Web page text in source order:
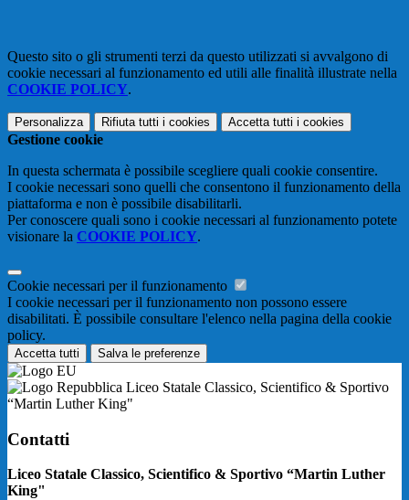
Questo sito o gli strumenti terzi da questo utilizzati si avvalgono di
cookie necessari al funzionamento ed utili alle finalità illustrate nella
COOKIE POLICY.
Personalizza Rifiuta tutti i cookies Accetta tutti i cookies
Gestione cookie
In questa schermata è possibile scegliere quali cookie consentire.
I cookie necessari sono quelli che consentono il funzionamento della
piattaforma e non è possibile disabilitarli.
Per conoscere quali sono i cookie necessari al funzionamento potete
visionare la COOKIE POLICY.
Cookie necessari per il funzionamento
I cookie necessari per il funzionamento non possono essere
disabilitati. È possibile consultare l'elenco nella pagina della cookie
policy.
Accetta tutti Salva le preferenze
Liceo Statale Classico, Scientifico & Sportivo
“Martin Luther King"
Contatti
Liceo Statale Classico, Scientifico & Sportivo “Martin Luther
King"